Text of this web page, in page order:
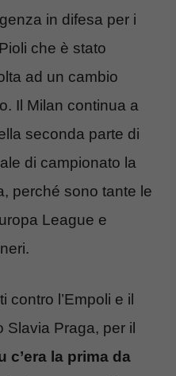
in difesa per i
che è stato
ad un cambio
Il Milan continua a
seconda parte di
di campionato la
perché sono tante le
League e
contro l’Empoli e il
Praga, per il
c’era la prima da